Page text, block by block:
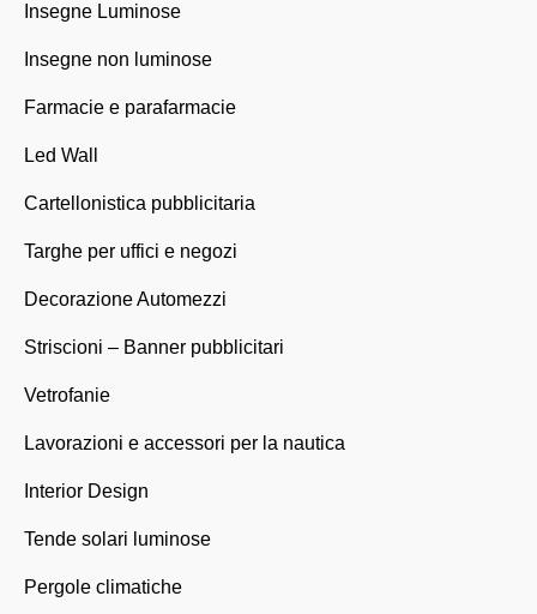
Insegne Luminose
Insegne non luminose
Farmacie e parafarmacie
Led Wall
Cartellonistica pubblicitaria
Targhe per uffici e negozi
Decorazione Automezzi
Striscioni – Banner pubblicitari
Vetrofanie
Lavorazioni e accessori per la nautica
Interior Design
Tende solari luminose
Pergole climatiche